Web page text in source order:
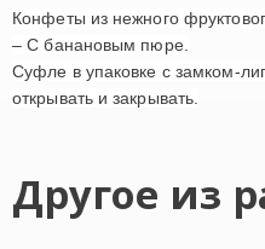
Конфеты из нежного
– С банановым пюре.
Суфле в упаковке с замком-
открывать и закрывать.
Другое из